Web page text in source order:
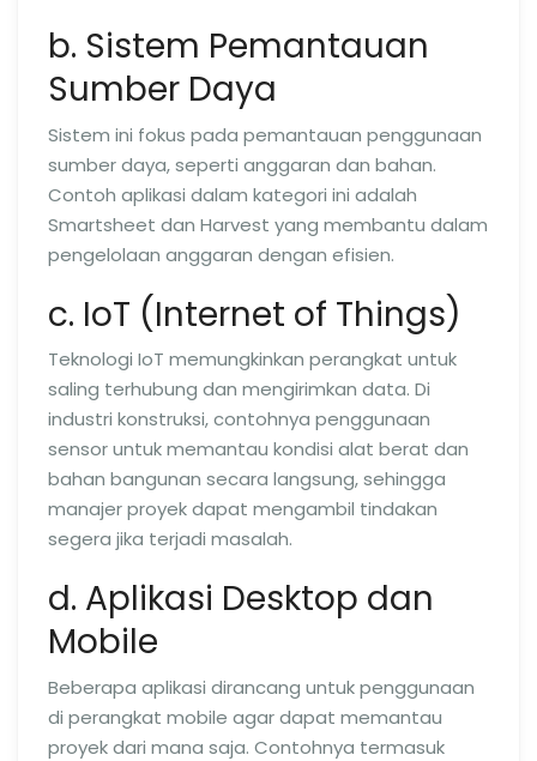
b. Sistem Pemantauan
Sumber Daya
Sistem ini fokus pada pemantauan penggunaan
sumber daya, seperti anggaran dan bahan.
Contoh aplikasi dalam kategori ini adalah
Smartsheet dan Harvest yang membantu dalam
pengelolaan anggaran dengan efisien.
c. IoT (Internet of Things)
Teknologi IoT memungkinkan perangkat untuk
saling terhubung dan mengirimkan data. Di
industri konstruksi, contohnya penggunaan
sensor untuk memantau kondisi alat berat dan
bahan bangunan secara langsung, sehingga
manajer proyek dapat mengambil tindakan
segera jika terjadi masalah.
d. Aplikasi Desktop dan
Mobile
Beberapa aplikasi dirancang untuk penggunaan
di perangkat mobile agar dapat memantau
proyek dari mana saja. Contohnya termasuk